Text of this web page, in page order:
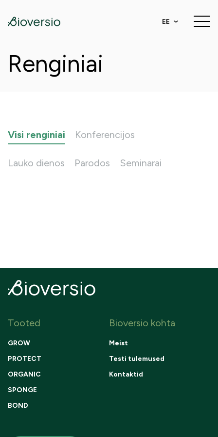
EE
Renginiai
Visi renginiai Konferencijos
Lauko dienos Parodos Seminarai
Tooted
GROW
PROTECT
ORGANIC
SPONGE
BOND
Bioversio kohta
Meist
Testi tulemused
Kontaktid